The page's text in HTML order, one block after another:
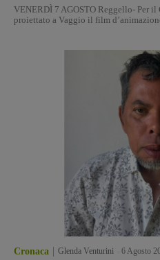
VENERDÌ 7 AGOSTO Reggello- Per il
proiettato a Vaggio il film d’animazione
Cronaca Glenda Venturini 6 Agosto